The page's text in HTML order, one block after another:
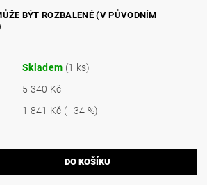
BÝT ROZBALENÉ (V PŮVODNÍM
Skladem (1 ks)
5 340 Kč
1 841 Kč (–34 %)